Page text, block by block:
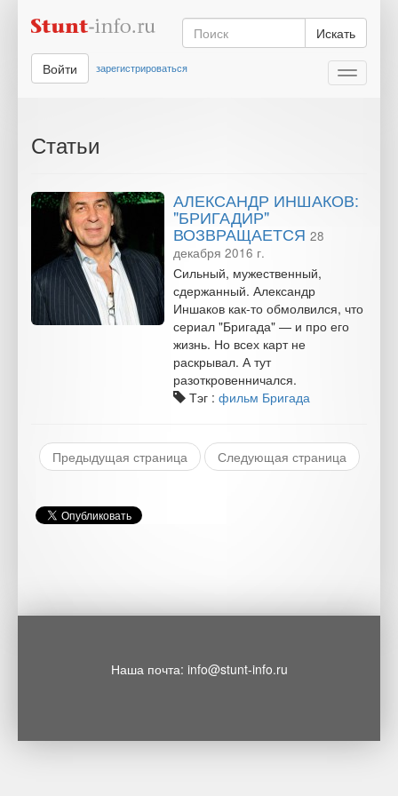
Искать
Toggle
Войти зарегистрироваться
Статьи
АЛЕКСАНДР ИНШАКОВ:
"БРИГАДИР"
ВОЗВРАЩАЕТСЯ 28
декабря 2016 г.
Сильный, мужественный,
сдержанный. Александр
Иншаков как-то обмолвился, что
сериал "Бригада" — и про его
жизнь. Но всех карт не
раскрывал. А тут
разоткровенничался.
Тэг : фильм Бригада
Предыдущая страница Следующая страница
Наша почта: info@stunt-info.ru